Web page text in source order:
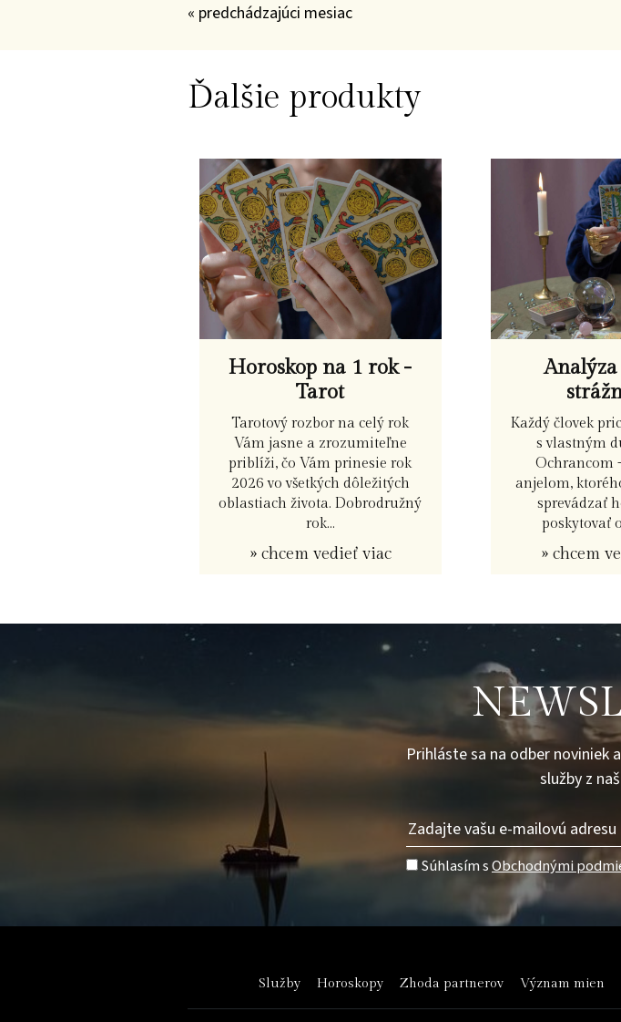
« predchádzajúci mesiac
Ďalšie produkty
Horoskop na 1 rok -
Tarot
Tarotový rozbor na celý rok
Vám jasne a zrozumiteľne
priblíži, čo Vám prinesie rok
2026 vo všetkých dôležitých
oblastiach života. Dobrodružný
rok...
» chcem vedieť viac
Každý človek
s vlastným
Ochrancom
anjelom,
sprevádzať
poskytovať
» chcem
Prihláste sa na odber noviniek
služby z
Súhlasím sObchodnými
Služby Horoskopy Zhoda partnerov Význam mien